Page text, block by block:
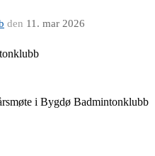
den 11. mar 2026
i Bygdø Badmintonklubb